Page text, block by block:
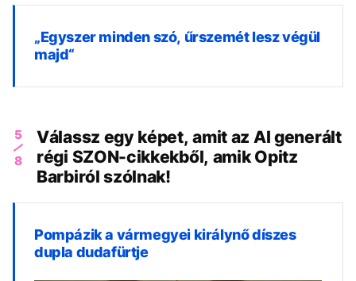
„Egyszer minden szó, űrszemét lesz végül
majd“
5
8
Válassz egy képet, amit az AI generált
régi SZON-cikkekből, amik Opitz
Barbiról szólnak!
Pompázik a vármegyei királynő díszes
dupla dudafürtje